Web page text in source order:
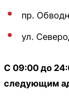
пр.
ул.
С 09:00 до
следующим